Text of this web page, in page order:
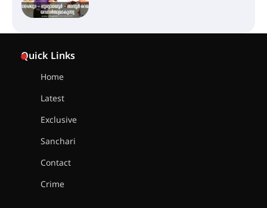
Quick Links
Home
Latest
Exclusive
Sanchari
Contact
Crime